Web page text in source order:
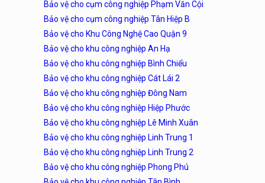
Bảo vệ cho cụm công nghiệp Phạm Văn Cội
Bảo vệ cho cụm công nghiệp Tân Hiệp B
Bảo vệ cho Khu Công Nghệ Cao Quận 9
Bảo vệ cho khu công nghiệp An Hạ
Bảo vệ cho khu công nghiệp Bình Chiểu
Bảo vệ cho khu công nghiệp Cát Lái 2
Bảo vệ cho khu công nghiệp Đông Nam
Bảo vệ cho khu công nghiệp Hiệp Phước
Bảo vệ cho khu công nghiệp Lê Minh Xuân
Bảo vệ cho khu công nghiệp Linh Trung 1
Bảo vệ cho khu công nghiệp Linh Trung 2
Bảo vệ cho khu công nghiệp Phong Phú